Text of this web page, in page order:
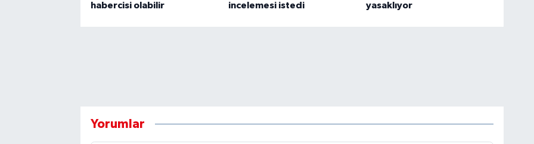
habercisi olabilir
incelemesi istedi
yasaklıyor
Yorumlar